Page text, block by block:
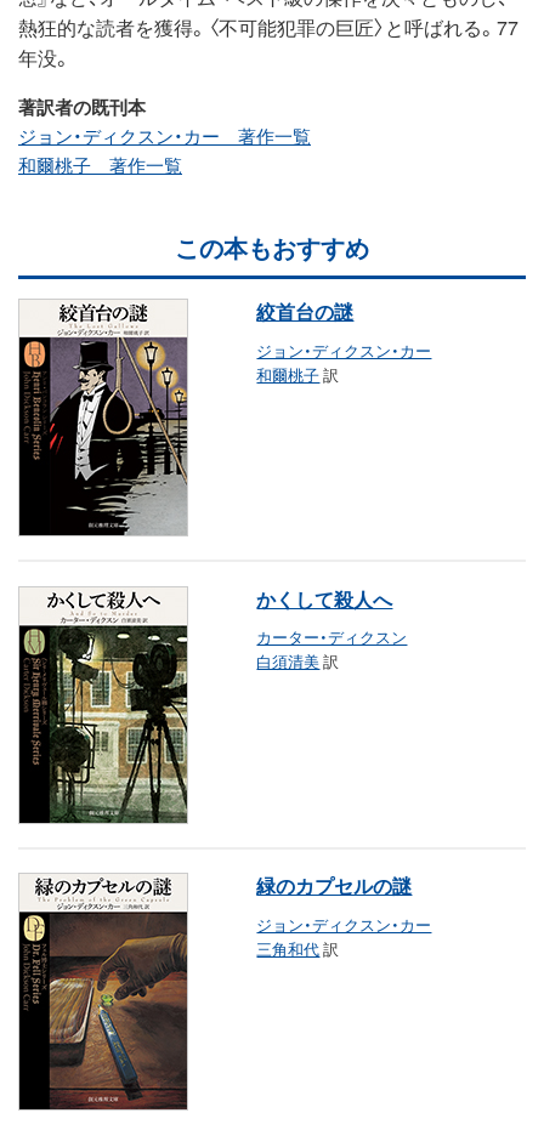
熱狂的な読者を獲得。〈不可能犯罪の巨匠〉と呼ばれる。77
年没。
著訳者の既刊本
ジョン・ディクスン・カー 著作一覧
和爾桃子 著作一覧
この本もおすすめ
絞首台の謎
ジョン・ディクスン・カー
和爾桃子訳
かくして殺人へ
カーター・ディクスン
白須清美訳
緑のカプセルの謎
ジョン・ディクスン・カー
三角和代訳